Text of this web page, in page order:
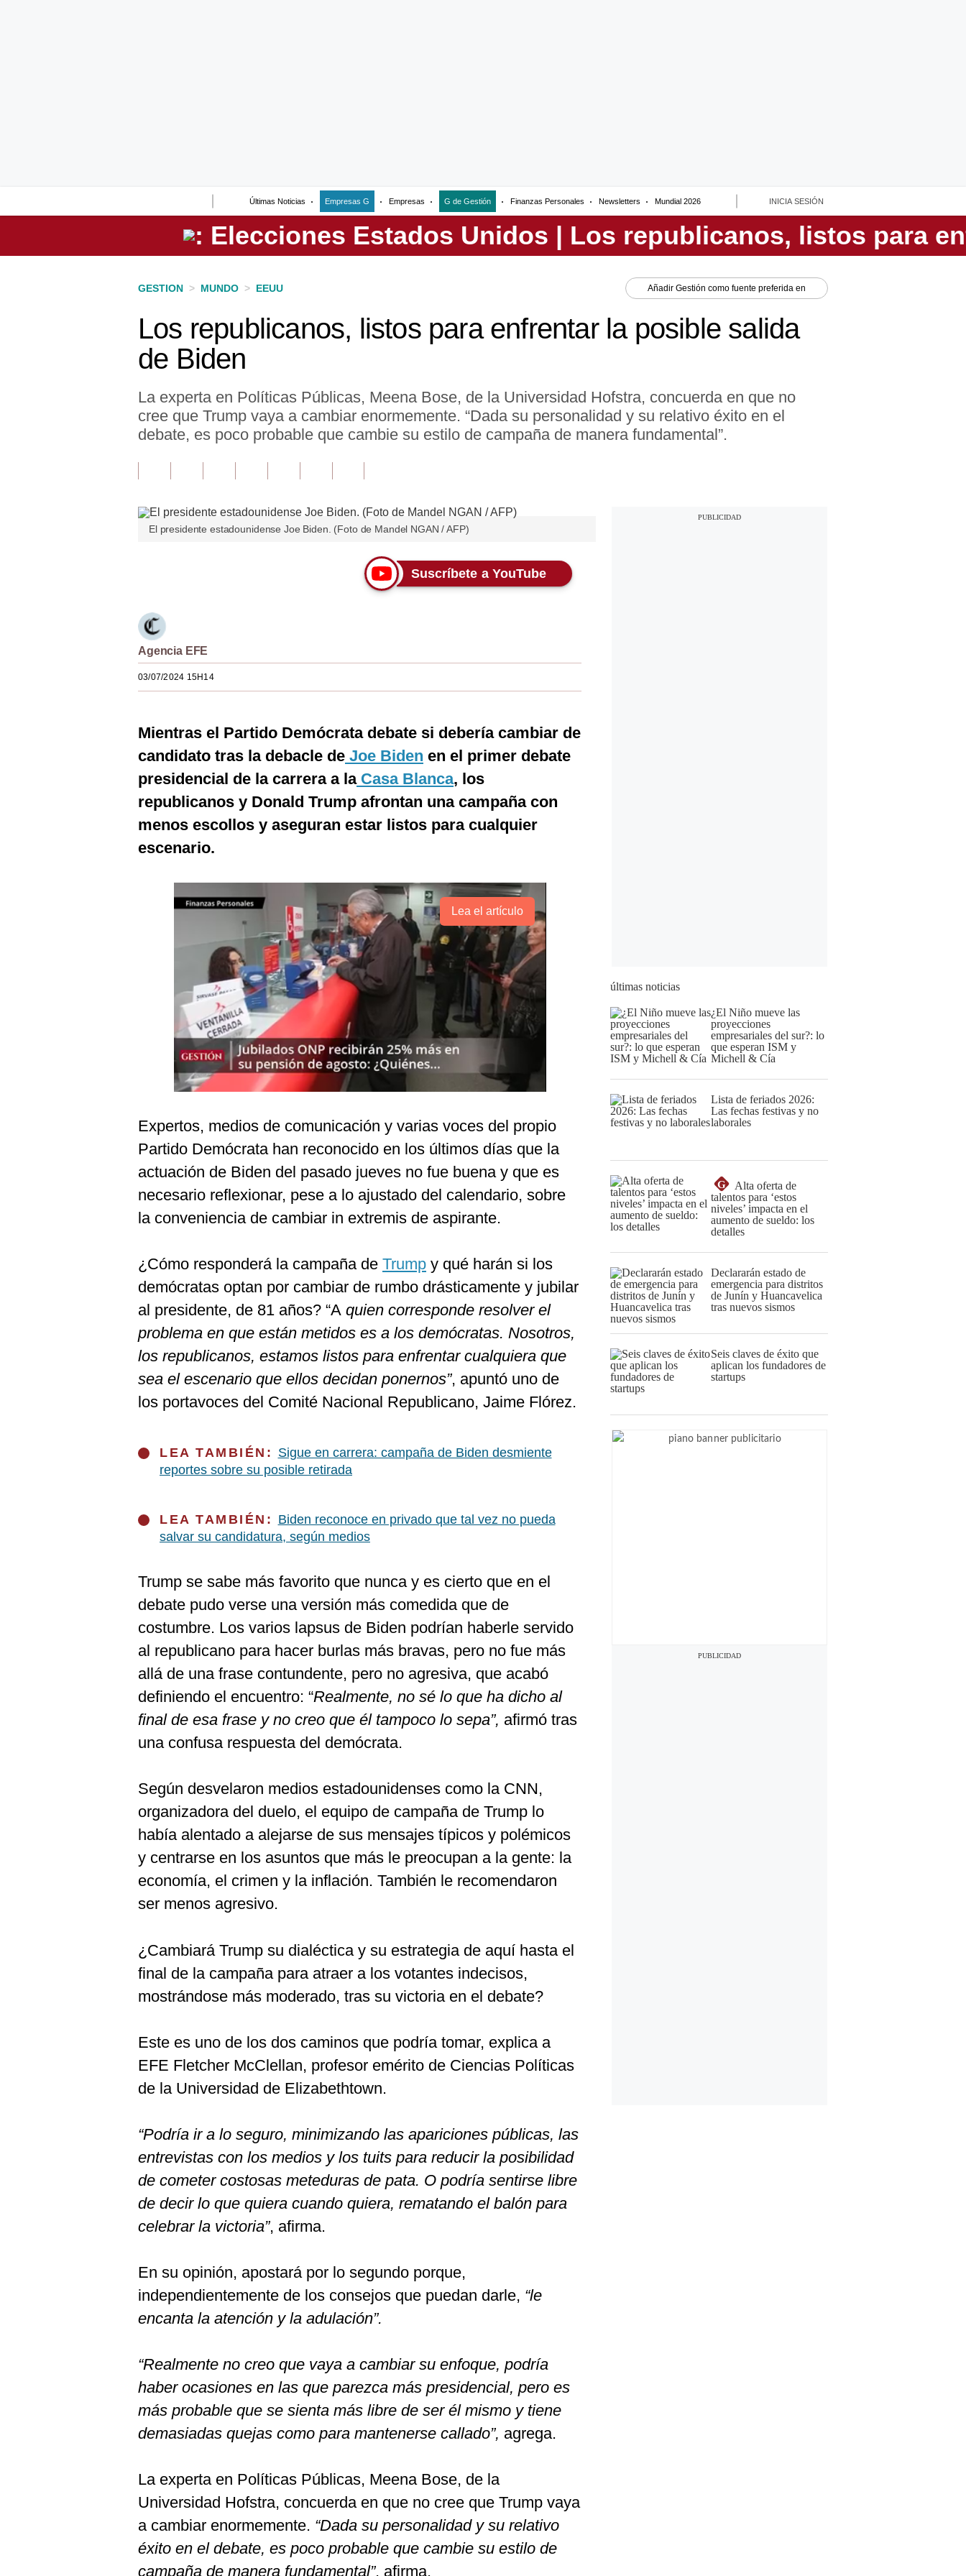
Últimas Noticias Empresas G Empresas G de Gestión Finanzas Personales Newsletters Mundial 2026 INICIA SESIÓN
Perú
GESTION > MUNDO > EEUU Añadir Gestión como fuente preferida en
Los republicanos, listos para enfrentar la posible salida
de Biden
La experta en Políticas Públicas, Meena Bose, de la Universidad Hofstra, concuerda en que no
cree que Trump vaya a cambiar enormemente. “Dada su personalidad y su relativo éxito en el
debate, es poco probable que cambie su estilo de campaña de manera fundamental”.
El presidente estadounidense Joe Biden. (Foto de Mandel NGAN / AFP)
Suscríbete a YouTube
Agencia EFE
03/07/2024 15H14
Mientras el Partido Demócrata debate si debería cambiar de
candidato tras la debacle de Joe Biden en el primer debate
presidencial de la carrera a laCasa Blanca, los
republicanos y Donald Trump afrontan una campaña con
menos escollos y aseguran estar listos para cualquier
escenario.
Lea el artículo
Expertos, medios de comunicación y varias voces del propio
Partido Demócrata han reconocido en los últimos días que la
actuación de Biden del pasado jueves no fue buena y que es
necesario reflexionar, pese a lo ajustado del calendario, sobre
la conveniencia de cambiar in extremis de aspirante.
¿Cómo responderá la campaña de Trump y qué harán si los
demócratas optan por cambiar de rumbo drásticamente y jubilar
al presidente, de 81 años? “A quien corresponde resolver el
problema en que están metidos es a los demócratas. Nosotros,
los republicanos, estamos listos para enfrentar cualquiera que
sea el escenario que ellos decidan ponernos”, apuntó uno de
los portavoces del Comité Nacional Republicano, Jaime Flórez.
LEA TAMBIÉN: Sigue en carrera: campaña de Biden desmiente
reportes sobre su posible retirada
LEA TAMBIÉN: Biden reconoce en privado que tal vez no pueda
salvar su candidatura, según medios
Trump se sabe más favorito que nunca y es cierto que en el
debate pudo verse una versión más comedida que de
costumbre. Los varios lapsus de Biden podrían haberle servido
al republicano para hacer burlas más bravas, pero no fue más
allá de una frase contundente, pero no agresiva, que acabó
definiendo el encuentro: “Realmente, no sé lo que ha dicho al
final de esa frase y no creo que él tampoco lo sepa”, afirmó tras
una confusa respuesta del demócrata.
Según desvelaron medios estadounidenses como la CNN,
organizadora del duelo, el equipo de campaña de Trump lo
había alentado a alejarse de sus mensajes típicos y polémicos
y centrarse en los asuntos que más le preocupan a la gente: la
economía, el crimen y la inflación. También le recomendaron
ser menos agresivo.
¿Cambiará Trump su dialéctica y su estrategia de aquí hasta el
final de la campaña para atraer a los votantes indecisos,
mostrándose más moderado, tras su victoria en el debate?
Este es uno de los dos caminos que podría tomar, explica a
EFE Fletcher McClellan, profesor emérito de Ciencias Políticas
de la Universidad de Elizabethtown.
“Podría ir a lo seguro, minimizando las apariciones públicas, las
entrevistas con los medios y los tuits para reducir la posibilidad
de cometer costosas meteduras de pata. O podría sentirse libre
de decir lo que quiera cuando quiera, rematando el balón para
celebrar la victoria”, afirma.
En su opinión, apostará por lo segundo porque,
independientemente de los consejos que puedan darle, “le
encanta la atención y la adulación”.
“Realmente no creo que vaya a cambiar su enfoque, podría
haber ocasiones en las que parezca más presidencial, pero es
más probable que se sienta más libre de ser él mismo y tiene
demasiadas quejas como para mantenerse callado”, agrega.
La experta en Políticas Públicas, Meena Bose, de la
Universidad Hofstra, concuerda en que no cree que Trump vaya
a cambiar enormemente. “Dada su personalidad y su relativo
éxito en el debate, es poco probable que cambie su estilo de
campaña de manera fundamental”, afirma.
últimas noticias
¿El Niño mueve las
proyecciones
empresariales del sur?: lo
que esperan ISM y
Michell & Cía
Lista de feriados 2026:
Las fechas festivas y no
laborales
G
Alta oferta de
talentos para ‘estos
niveles’ impacta en el
aumento de sueldo: los
detalles
Declararán estado de
emergencia para distritos
de Junín y Huancavelica
tras nuevos sismos
Seis claves de éxito que
aplican los fundadores de
startups